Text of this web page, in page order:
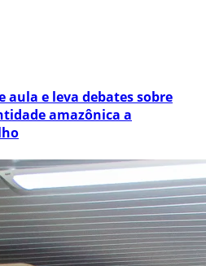
aula e leva debates sobre
amazônica a